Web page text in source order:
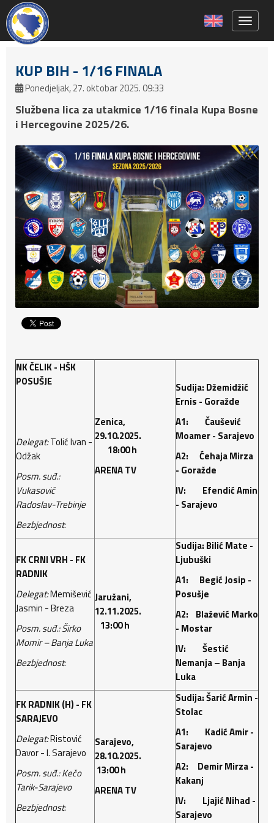
KUP BIH - 1/16 FINALA
Ponedjeljak, 27. oktobar 2025. 09:33
Službena lica za utakmice 1/16 finala Kupa Bosne
i Hercegovine 2025/26.
NK ČELIK - HŠK
POSUŠJE
Delegat:Tolić Ivan -
Odžak
Posm. suđ.:
Vukasović
Radoslav-Trebinje
Bezbjednost:
Zenica,
29.10.2025.
18:00 h
ARENA TV
Sudija: Džemidžić
Ernis - Goražde
A1: Čaušević
Moamer - Sarajevo
A2: Ćehaja Mirza
- Goražde
IV: Efendić Amin
- Sarajevo
FK CRNI VRH - FK
RADNIK
Delegat:Memišević
Jasmin - Breza
Posm. suđ.: Širko
Momir – Banja Luka
Bezbjednost:
Jaružani,
12.11.2025.
13:00 h
Sudija: Bilić Mate -
Ljubuški
A1: Begić Josip -
Posušje
A2: Blažević Marko
- Mostar
IV: Šestić
Nemanja – Banja
Luka
FK RADNIK (H) - FK
SARAJEVO
Delegat:Ristović
Davor - I. Sarajevo
Posm. suđ.: Kečo
Tarik-Sarajevo
Bezbjednost:
Sarajevo,
28.10.2025.
13:00 h
ARENA TV
Sudija: Šarić Armin -
Stolac
A1: Kadić Amir -
Sarajevo
A2: Demir Mirza -
Kakanj
IV: Ljajić Nihad -
Sarajevo